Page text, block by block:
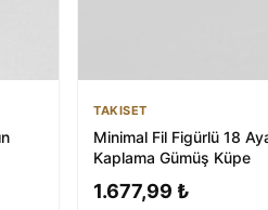
TAKISET
Minimal Fil Figürlü 18
Kaplama Gümüş Küpe
1.677,99 ₺